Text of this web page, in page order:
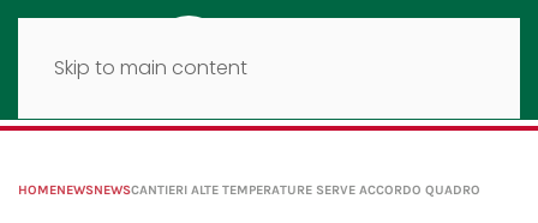
Skip to main content
HOMENEWSNEWSCANTIERI ALTE TEMPERATURE SERVE ACCORDO QUADRO